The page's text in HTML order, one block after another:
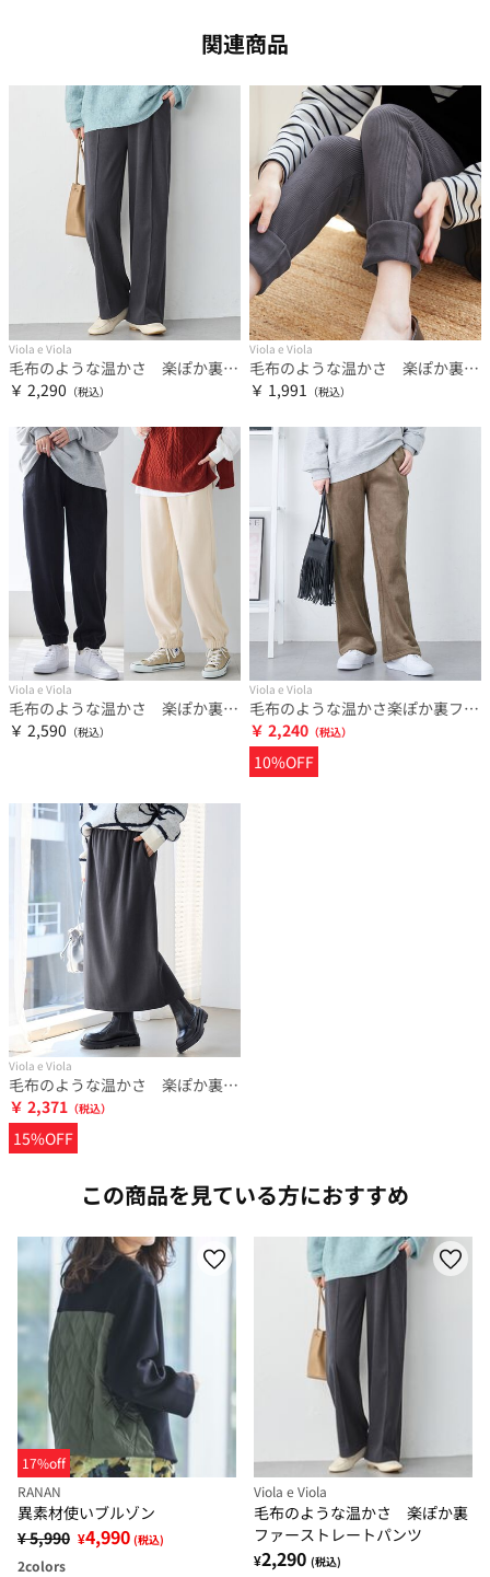
関連商品
Viola e Viola
毛布のような温かさ 楽ぽか裏ファーストレートパンツ
￥ 2,290
Viola e Viola
毛布のような温かさ 楽ぽか裏ファーレギンス
￥ 1,991
Viola e Viola
毛布のような温かさ 楽ぽか裏ファージョグパンツ
￥ 2,590
Viola e Viola
毛布のような温かさ楽ぽか裏ファーフレアパンツ
￥ 2,240
10%OFF
Viola e Viola
毛布のような温かさ 楽ぽか裏ファーナロースカート
￥ 2,371
15%OFF
この商品を見ている方におすすめ
17%off
RANAN
異素材使いブルゾン
¥ 5,990 ¥4,990 (税込)
2colors
Viola e Viola
毛布のような温かさ 楽ぽか裏
ファーストレートパンツ
¥2,290 (税込)